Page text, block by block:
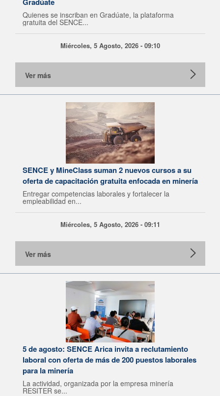
Quienes se inscriban en Gradúate, la plataforma
gratuita del SENCE...
Miércoles, 5 Agosto, 2026 - 09:10
Ver más
SENCE y MineClass suman 2 nuevos cursos a su
oferta de capacitación gratuita enfocada en minería
Entregar competencias laborales y fortalecer la
empleabilidad en...
Miércoles, 5 Agosto, 2026 - 09:11
Ver más
5 de agosto: SENCE Arica invita a reclutamiento
laboral con oferta de más de 200 puestos laborales
para la minería
La actividad, organizada por la empresa minería
RESITER se...